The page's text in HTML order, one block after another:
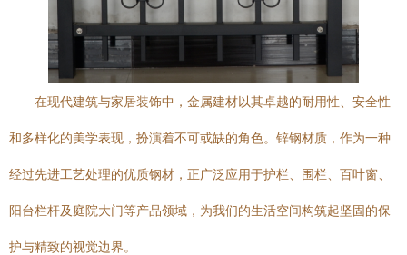
在现代建筑与家居装饰中，金属建材以其卓越的耐用性、安全性
和多样化的美学表现，扮演着不可或缺的角色。锌钢材质，作为一种
经过先进工艺处理的优质钢材，正广泛应用于护栏、围栏、百叶窗、
阳台栏杆及庭院大门等产品领域，为我们的生活空间构筑起坚固的保
护与精致的视觉边界。